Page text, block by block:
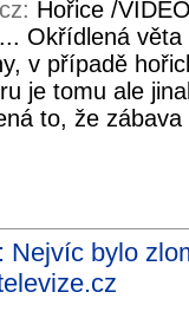
Hořice /
Okřídlená
v případě
je tomu ale
to, že
Nejvíc bylo